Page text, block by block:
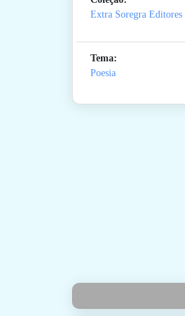
Extra Soregra Editores
Tema:
Poesia